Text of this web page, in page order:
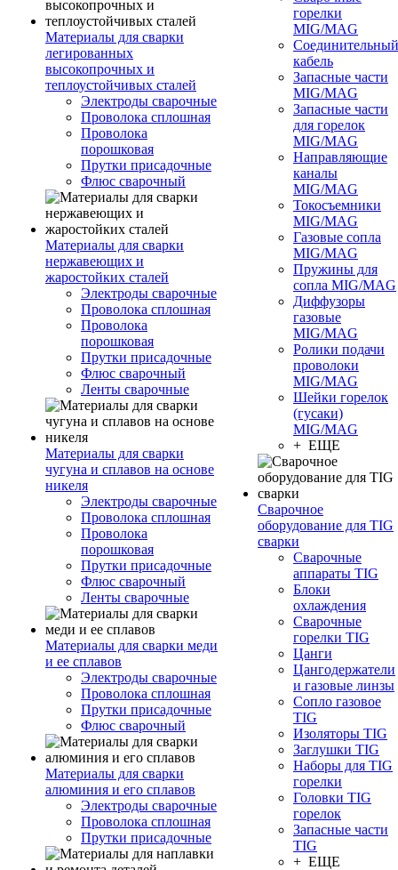
Материалы для сварки
легированных
высокопрочных и
теплоустойчивых сталей
Электроды сварочные
Проволока сплошная
Проволока
порошковая
Прутки присадочные
Флюс сварочный
Материалы для сварки
нержавеющих и
жаростойких сталей
Электроды сварочные
Проволока сплошная
Проволока
порошковая
Прутки присадочные
Флюс сварочный
Ленты сварочные
Материалы для сварки
чугуна и сплавов на основе
никеля
Электроды сварочные
Проволока сплошная
Проволока
порошковая
Прутки присадочные
Флюс сварочный
Ленты сварочные
Материалы для сварки меди
и ее сплавов
Электроды сварочные
Проволока сплошная
Прутки присадочные
Флюс сварочный
Материалы для сварки
алюминия и его сплавов
Электроды сварочные
Проволока сплошная
Прутки присадочные
горелки
MIG/MAG
Соединительный
кабель
Запасные части
MIG/MAG
Запасные части
для горелок
MIG/MAG
Направляющие
каналы
MIG/MAG
Токосъемники
MIG/MAG
Газовые сопла
MIG/MAG
Пружины для
сопла MIG/MAG
Диффузоры
газовые
MIG/MAG
Ролики подачи
проволоки
MIG/MAG
Шейки горелок
(гусаки)
MIG/MAG
+ ЕЩЕ
Сварочное
оборудование для TIG
сварки
Сварочные
аппараты TIG
Блоки
охлаждения
Сварочные
горелки TIG
Цанги
Цангодержатели
и газовые линзы
Сопло газовое
TIG
Изоляторы TIG
Заглушки TIG
Наборы для TIG
горелки
Головки TIG
горелок
Запасные части
TIG
+ ЕЩЕ